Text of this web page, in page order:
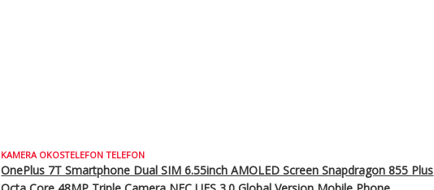
KAMERA OKOSTELEFON TELEFON
OnePlus 7T Smartphone Dual SIM 6.55inch AMOLED Screen Snapdragon 855 Plus